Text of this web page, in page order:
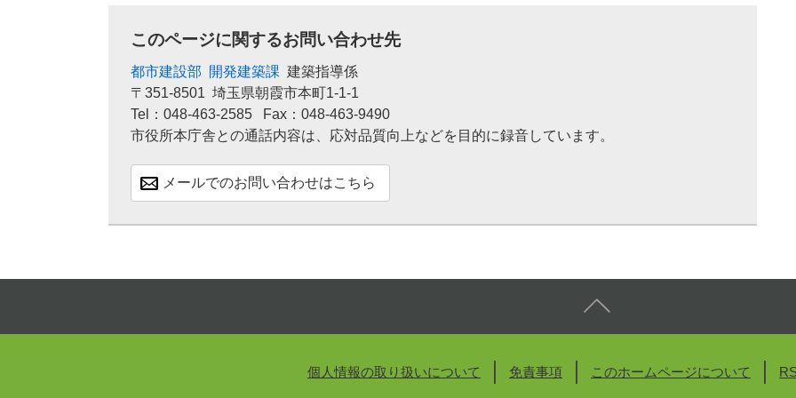
このページに関するお問い合わせ先
都市建設部 開発建築課 建築指導係
〒351-8501 埼玉県朝霞市本町1-1-1
Tel：048-463-2585
Fax：048-463-9490
市役所本庁舎との通話内容は、応対品質向上などを目的に録音しています。
メールでのお問い合わせはこちら
個人情報の取り扱いについて 免責事項 このホームページについて